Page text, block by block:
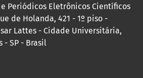
Periódicos Eletrônicos Científicos
de Holanda, 421 - 1º piso -
Lattes - Cidade Universitária,
- SP - Brasil